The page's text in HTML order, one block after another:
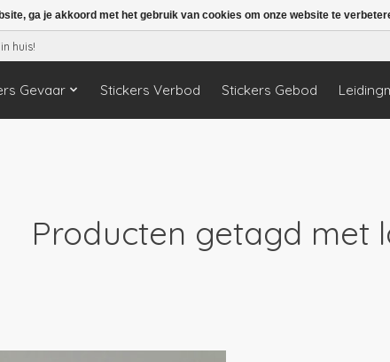
huis!
Gevaar Stickers Verbod Stickers Gebod
Producten getagd met
ga je akkoord met het gebruik van cookies om onze website te